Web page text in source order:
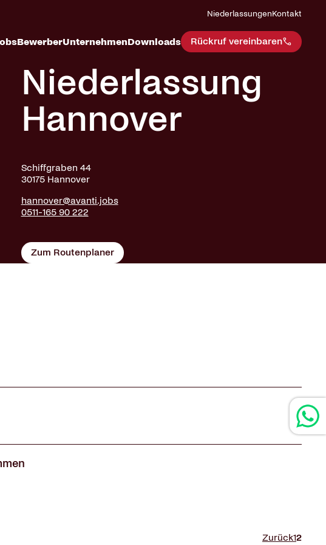
NiederlassungenKontakt
BewerberUnternehmenDownloads Rückruf vereinbaren
Niederlassung
Hannover
Schiffgraben 44
30175 Hannover
hannover@avanti.jobs
0511-165 90 222
Zum Routenplaner
Zurück12